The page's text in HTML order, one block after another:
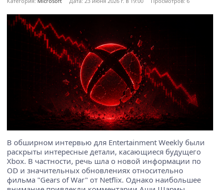
В обширном интервью для Entertainment Weekly были
раскрыты интересные детали, касающиеся будущего
Xbox. В частности, речь шла о новой информации по
OD и значительных обновлениях относительно
фильма "Gears of War" от Netflix. Однако наибольшее